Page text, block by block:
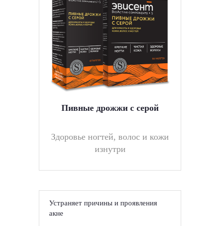
Пивные дрожжи с серой
Здоровье ногтей, волос и кожи
изнутри
Устраняет причины и проявления
акне